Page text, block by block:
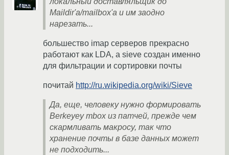
Maildir'а/mailbox'а и им заодно
нарезать...
большество imap серверов прекрасно
работают как LDA, а sieve создан именно
для фильтрации и сортировки почты
почитай http://ru.wikipedia.org/wiki/Sieve
Да, еще, человеку нужно формировать
Berkeyey mbox из патчей, прежде чем
скармливать макросу, так что
хранение почты в базе данных может
не подходить...